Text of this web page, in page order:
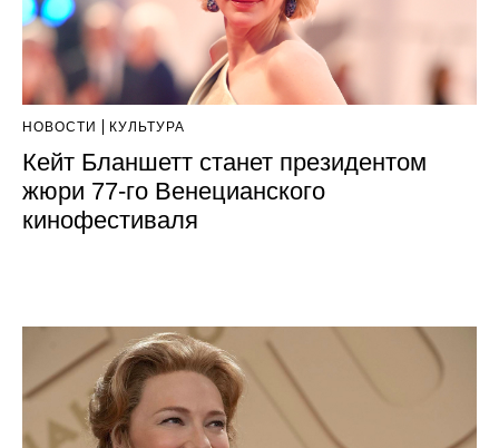
НОВОСТИ КУЛЬТУРА
Кейт Бланшетт станет президентом
жюри 77-го Венецианского
кинофестиваля